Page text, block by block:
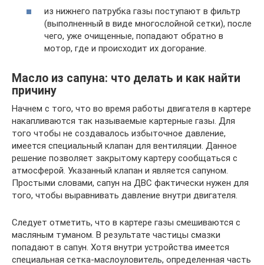
из нижнего патрубка газы поступают в фильтр
(выполненный в виде многослойной сетки), после
чего, уже очищенные, попадают обратно в
мотор, где и происходит их догорание.
Масло из сапуна: что делать и как найти
причину
Начнем с того, что во время работы двигателя в картере
накапливаются так называемые картерные газы. Для
того чтобы не создавалось избыточное давление,
имеется специальный клапан для вентиляции. Данное
решение позволяет закрытому картеру сообщаться с
атмосферой. Указанный клапан и является сапуном.
Простыми словами, сапун на ДВС фактически нужен для
того, чтобы выравнивать давление внутри двигателя.
Следует отметить, что в картере газы смешиваются с
масляным туманом. В результате частицы смазки
попадают в сапун. Хотя внутри устройства имеется
специальная сетка-маслоуловитель, определенная часть